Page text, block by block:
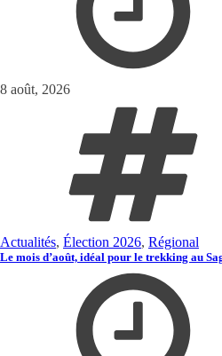
8 août, 2026
Actualités, Élection 2026, Régional
Le mois d’août, idéal pour le trekking au